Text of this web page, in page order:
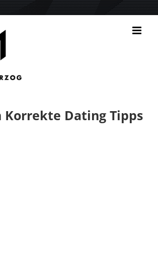
Korrekte Dating Tipps